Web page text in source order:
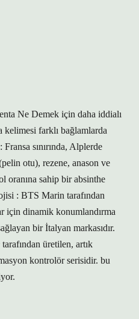
Ne Demek için daha iddialı
farklı bağlamlarda
sınırında, Alplerde
otu), rezene, anason ve
oranına sahip bir absinthe
: BTS Marin tarafından
için dinamik konumlandırma
bir İtalyan markasıdır.
üretilen, artık
kontrolör serisidir. bu